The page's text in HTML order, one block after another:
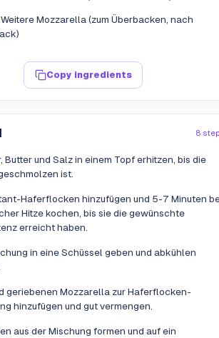
Weitere Mozzarella (zum Überbacken, nach
Copy ingredients
8
Butter und Salz in einem Topf erhitzen, bis die
ist.
Haferflocken hinzufügen und 5-7 Minuten
Hitze kochen, bis sie die gewünschte
erreicht haben.
in eine Schüssel geben und abkühlen
geriebenen Mozzarella zur Haferflocken-
hinzufügen und gut vermengen.
aus der Mischung formen und auf ein